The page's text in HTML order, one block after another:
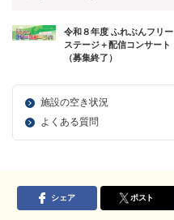
令和８年度 ふれぶんフリー
ステージ＋配信コンサート
（募集終了）
施設の空き状況
よくある質問
シェア ポスト